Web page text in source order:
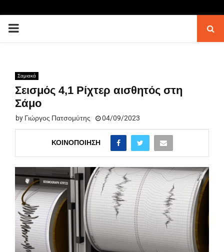
PRIMARY
Σαμιακά
Σεισμός 4,1 Ρίχτερ αισθητός στη
Σάμο
by Γιώργος Πατσομύτης 04/09/2023
ΚΟΙΝΟΠΟΊΗΣΗ